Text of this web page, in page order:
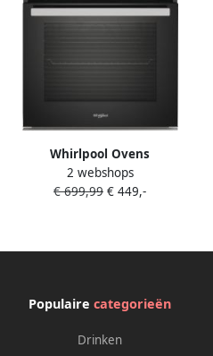
Whirlpool Ovens
AKZ96240NB |
Heteluchtovens |
6240 NB
2 webshops
€ 699,99 € 449,-
Populaire categorieën
Drinken